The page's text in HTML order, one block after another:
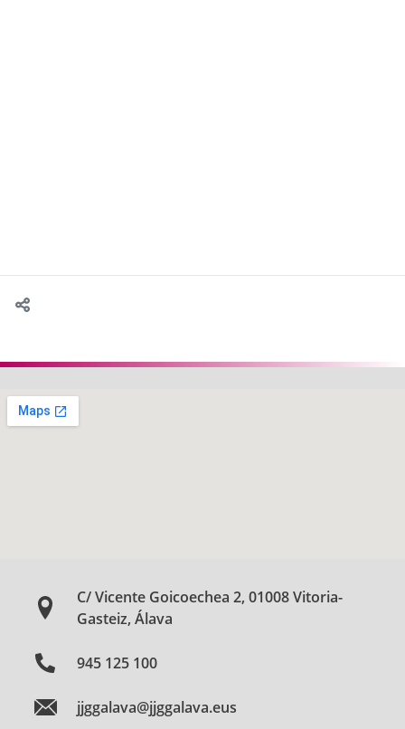
C/ Vicente Goicoechea 2, 01008 Vitoria-
Gasteiz, Álava
945 125 100
jjggalava@jjggalava.eus